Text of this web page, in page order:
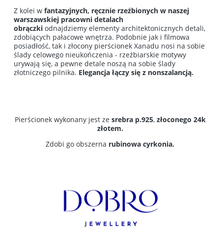
Z kolei w fantazyjnych, ręcznie rzeźbionych w naszej
warszawskiej pracowni detalach
obrączki odnajdziemy elementy architektonicznych detali,
zdobiących pałacowe wnętrza. Podobnie jak i filmowa
posiadłość, tak i złocony pierścionek Xanadu nosi na sobie
ślady celowego nieukończenia - rzeźbiarskie motywy
urywają się, a pewne detale noszą na sobie ślady
złotniczego pilnika. Elegancja łączy się z nonszalancją.
Pierścionek wykonany jest ze srebra p.925, złoconego 24k
złotem.
Zdobi go obszerna rubinowa cyrkonia.